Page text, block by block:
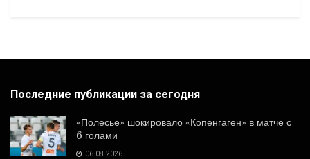
Последние публикации за сегодня
«Полесье» шокировало «Копенгаген» в матче с
6 голами
06.08.2026